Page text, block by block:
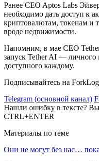
Ранее CEO Aptos Labs
необходимо дать доступ к
криптовалютам, токенам и
вроде недвижимости.
Напомним, в мае CEO
запуск Tether AI — личного
доступного каждому.
Подписывайтесь на
Telegram (основной канал)
Нашли ошибку в тексте?
CTRL+ENTER
Материалы по теме
Они не могут без нас…